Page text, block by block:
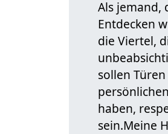
Als jemand,
Entdecken
die Viertel,
sollen
haben,
sein.Meine